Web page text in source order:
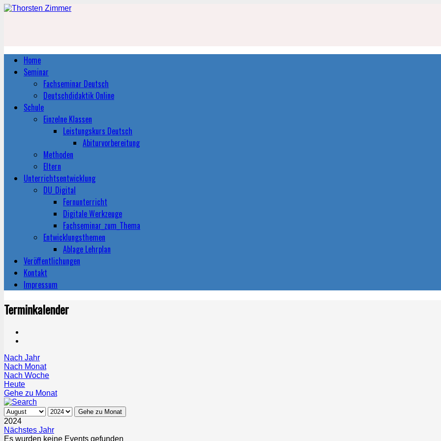
Home
Seminar
Fachseminar Deutsch
Deutschdidaktik Online
Schule
Einzelne Klassen
Leistungskurs Deutsch
Abiturvorbereitung
Methoden
Eltern
Unterrichtsentwicklung
DU_Digital
Fernunterricht
Digitale Werkzeuge
Fachseminar_zum_Thema
Entwicklungsthemen
Ablage Lehrplan
Veröffentlichungen
Kontakt
Impressum
Terminkalender
Nach Jahr
Nach Monat
Nach Woche
Heute
Gehe zu Monat
Gehe zu Monat
2024
Nächstes Jahr
Es wurden keine Events gefunden